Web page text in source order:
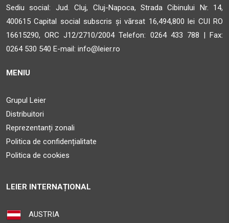
Sediu social: Jud. Cluj, Cluj-Napoca, Strada Cibinului Nr. 14,
400615 Capital social subscris și vărsat 16,494,800 lei CUI RO
16615290, ORC J12/2710/2004 Telefon: 0264 433 788 | Fax:
0264 530 540 E-mail: info@leier.ro
MENIU
Grupul Leier
Distribuitori
Reprezentanți zonali
Politica de confidențialitate
Politica de cookies
LEIER INTERNAȚIONAL
AUSTRIA